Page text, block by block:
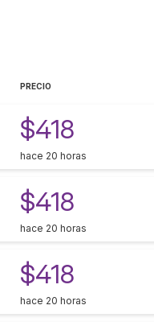
PRECIO
$418
hace 20 horas
$418
hace 20 horas
$418
hace 20 horas